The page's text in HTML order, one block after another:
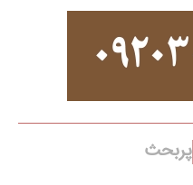
پربحث